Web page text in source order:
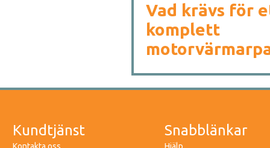
Vad krävs för
komplett
Kundtjänst Snabblänkar